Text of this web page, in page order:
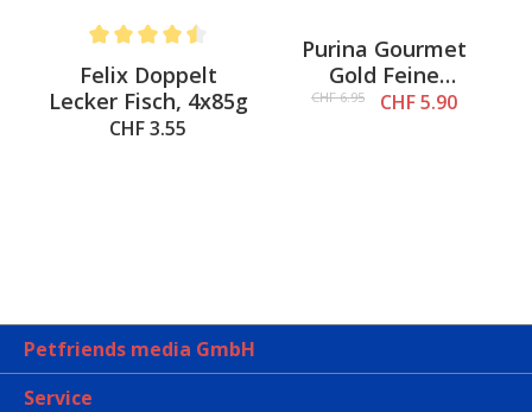
Average rating of 4.5 out of 5 stars
Felix Doppelt
Lecker Fisch, 4x85g
CHF 3.55
Purina Gourmet
Gold Feine
Komposition,
CHF 6.95 CHF 5.90
Petfriends media GmbH
Service